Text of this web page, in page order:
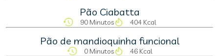
Pão Ciabatta
90 Minutos 404 Kcal
Pão de mandioquinha funcional
0 Minutos 46 Kcal